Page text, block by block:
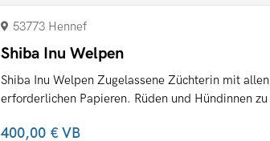
53773 Hennef
Shiba Inu Welpen
Shiba Inu Welpen Zugelassene Züchterin mit allen
erforderlichen Papieren. Rüden und Hündinnen
400,00 €VB